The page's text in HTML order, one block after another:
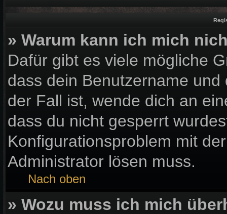
» Warum kann ich mich
Dafür gibt es viele mögliche
dass dein Benutzername
der Fall ist, wende dich an
dass du nicht gesperrt
Konfigurationsproblem mit
Administrator lösen muss.
Nach oben
» Wozu muss ich mich